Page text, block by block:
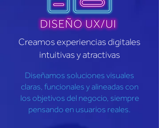
Creamos experiencias digitales
intuitivas y atractivas
Diseñamos soluciones visuales
claras, funcionales y alineadas con
los objetivos del negocio, siempre
pensando en usuarios reales.